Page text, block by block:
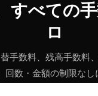
すべての
ロ
手数料、残高手数料
回数・金額の制限なし